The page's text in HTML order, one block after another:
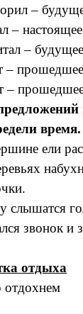
–
–
–
–
–
время.
ели
слышатся
звонок и
отдыха